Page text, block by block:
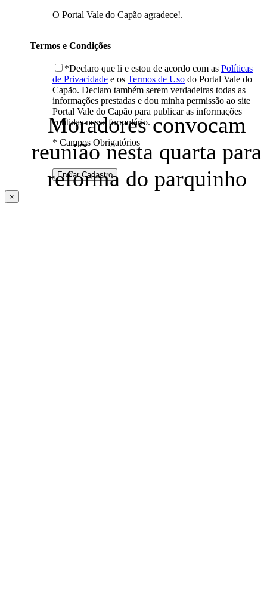
Moradores convocam
reunião nesta quarta para
reforma do parquinho
O Portal Vale do Capão agradece!.
Termos e Condições
*Declaro que li e estou de acordo com as Políticas
de Privacidade e os Termos de Uso do Portal Vale do
Capão. Declaro também serem verdadeiras todas as
informações prestadas e dou minha permissão ao site
Portal Vale do Capão para publicar as informações
contidas nesse formulário.
* Campos Obrigatórios
×